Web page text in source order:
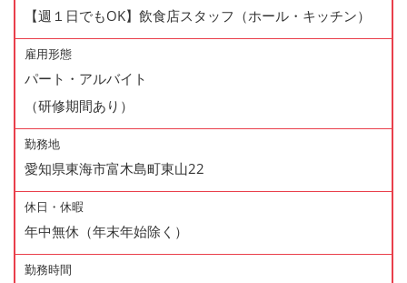
【週１日でもOK】飲食店スタッフ（ホール・キッチン）
雇用形態
パート・アルバイト
（研修期間あり）
勤務地
愛知県東海市富木島町東山22
休日・休暇
年中無休（年末年始除く）
勤務時間